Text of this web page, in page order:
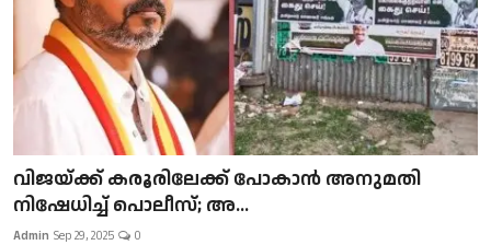
വിജയ്ക്ക് കരൂരിലേക്ക് പോകാൻ അനുമതി
നിഷേധിച്ച് പൊലീസ്; അ...
Admin Sep 29, 2025 0